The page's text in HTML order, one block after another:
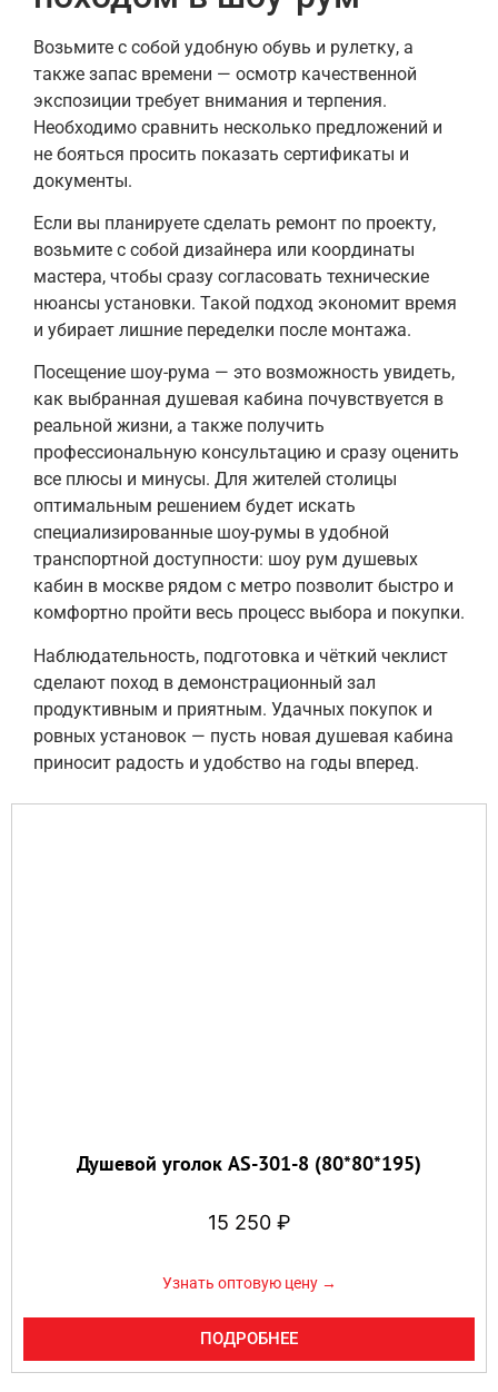
Возьмите с собой удобную обувь и рулетку, а
также запас времени — осмотр качественной
экспозиции требует внимания и терпения.
Необходимо сравнить несколько предложений и
не бояться просить показать сертификаты и
документы.
Если вы планируете сделать ремонт по проекту,
возьмите с собой дизайнера или координаты
мастера, чтобы сразу согласовать технические
нюансы установки. Такой подход экономит время
и убирает лишние переделки после монтажа.
Посещение шоу-рума — это возможность увидеть,
как выбранная душевая кабина почувствуется в
реальной жизни, а также получить
профессиональную консультацию и сразу оценить
все плюсы и минусы. Для жителей столицы
оптимальным решением будет искать
специализированные шоу-румы в удобной
транспортной доступности: шоу рум душевых
кабин в москве рядом с метро позволит быстро и
комфортно пройти весь процесс выбора и покупки.
Наблюдательность, подготовка и чёткий чеклист
сделают поход в демонстрационный зал
продуктивным и приятным. Удачных покупок и
ровных установок — пусть новая душевая кабина
приносит радость и удобство на годы вперед.
Душевой уголок AS-301-8 (80*80*195)
15 250 ₽
Узнать оптовую цену →
ПОДРОБНЕЕ